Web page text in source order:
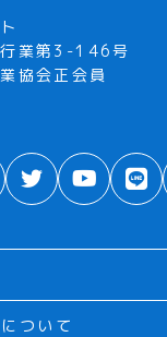
行業第3-146号
協会正会員
ついて